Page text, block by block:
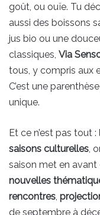
goût, ou ouïe. Tu
aussi des boissons
jus bio ou une
classiques, Via
tous, y compris aux
C’est une
unique.
Et ce n’est pas tout
saisons culturelles ,
saison met en avant
nouvelles
rencontres
de septembre à